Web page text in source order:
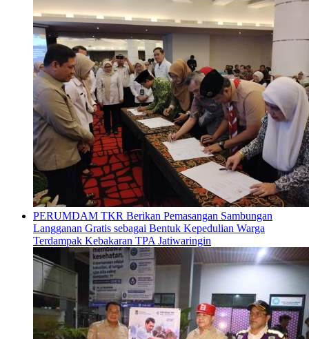
PERUMDAM TKR Berikan Pemasangan Sambungan
Langganan Gratis sebagai Bentuk Kepedulian Warga
Terdampak Kebakaran TPA Jatiwaringin